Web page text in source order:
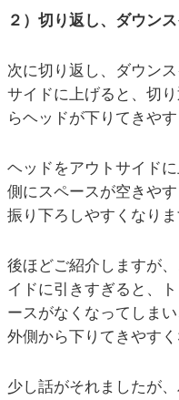
２）切り返し、ダウン
次に切り返し、ダウン
サイドに上げると、切
らヘッドが下りてきやす
ヘッドをアウトサイド
側にスペースが空きや
振り下ろしやすくなりま
後ほどご紹介しますが
イドに引きすぎると、
ースがなくなってしま
外側から下りてきやす
少し話がそれましたが